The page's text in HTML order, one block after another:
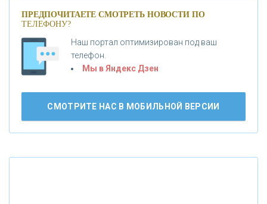
«ПРОМСВЯЗЬБАНК»
«НОВИКОМБАНК»
«ВНЕШПРОМБАНК»
«БАНК ЮГРА»
ПРЕДПОЧИТАЕТЕ СМОТРЕТЬ НОВОСТИ ПО
ТЕЛЕФОНУ?
Наш портал оптимизирован под ваш
телефон.
Мы в Яндекс Дзен
СМОТРИТЕ НАС В МОБИЛЬНОЙ ВЕРСИИ